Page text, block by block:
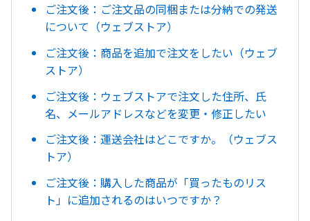
ご注文後：ご注文品の同梱または分納での発送
について（ウェブストア）
ご注文後：商品を追加で注文をしたい（ウェブ
ストア）
ご注文後：ウェブストアで注文した住所、氏
名、メールアドレスなどを変更・修正したい
ご注文後：運送会社はどこですか。（ウェブス
トア）
ご注文後：購入した商品が「買ったものリス
ト」に追加されるのはいつですか？